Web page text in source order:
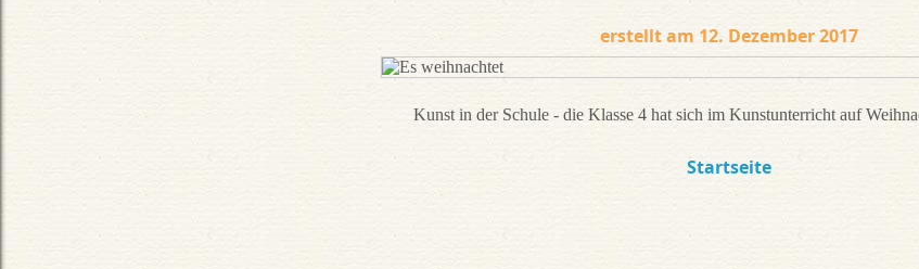
12. Dezember 2017
Kunst in der Schule - die Klasse 4 hat sich im Kunstunterricht auf
Startseite